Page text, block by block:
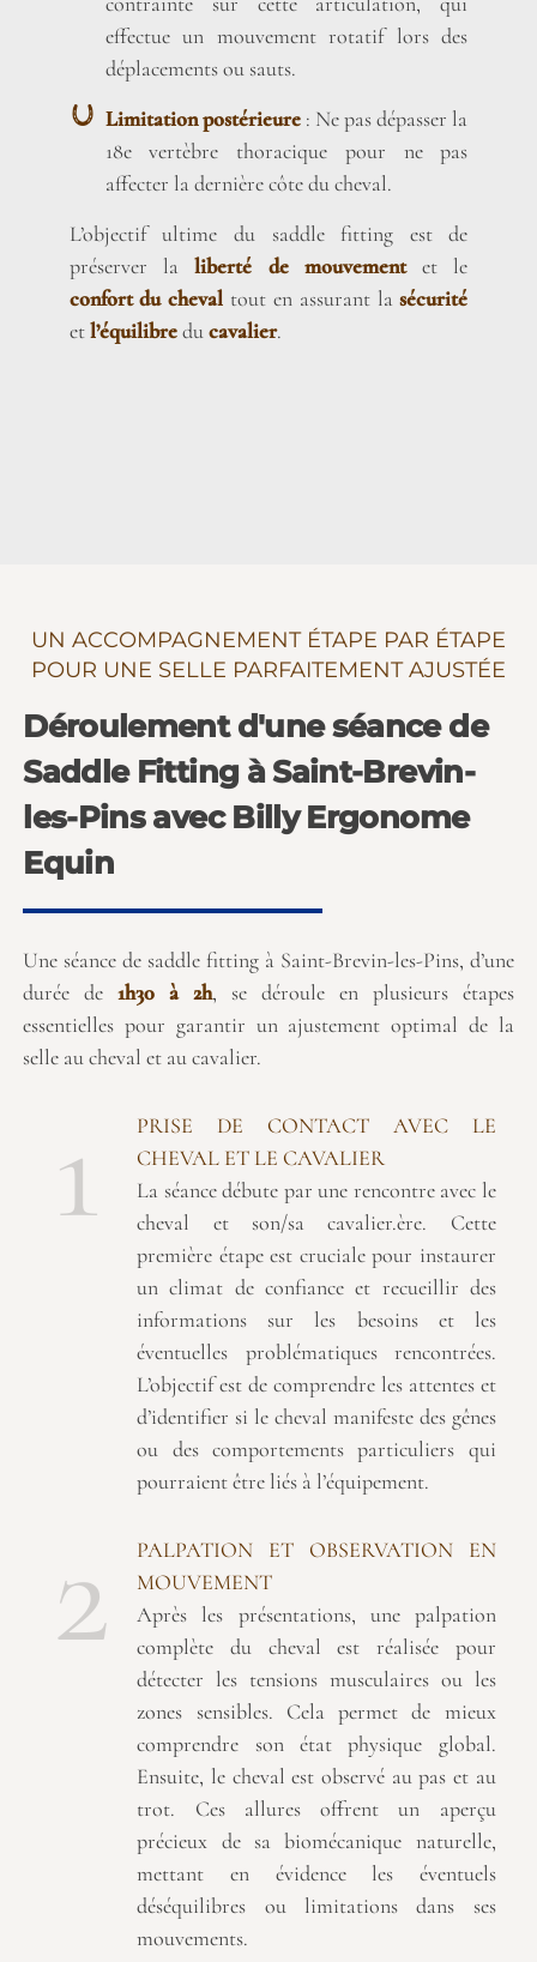
effectue un mouvement rotatif lors des
déplacements ou sauts.
Limitation postérieure: Ne pas dépasser la
18e vertèbre thoracique pour ne pas
affecter la dernière côte du cheval.
L’objectif ultime du saddle fitting est de
préserver laliberté de mouvementet le
confort du cheval tout en assurant lasécurité
etl’équilibreducavalier.
UN ACCOMPAGNEMENT ÉTAPE PAR ÉTAPE
POUR UNE SELLE PARFAITEMENT AJUSTÉE
Déroulement d'une séance de
Saddle Fitting à Saint-Brevin-
les-Pins avec Billy Ergonome
Equin
Une séance de saddle fitting à Saint-Brevin-les-Pins, d’une
durée de1h30 à 2h, se déroule en plusieurs étapes
essentielles pour garantir un ajustement optimal de la
selle au cheval et au cavalier.
1
PRISE DE CONTACT AVEC LE
CHEVAL ET LE CAVALIER
La séance débute par une rencontre avec le
cheval et son/sa cavalier.ère. Cette
première étape est cruciale pour instaurer
un climat de confiance et recueillir des
informations sur les besoins et les
éventuelles problématiques rencontrées.
L’objectif est de comprendre les attentes et
d’identifier si le cheval manifeste des gênes
ou des comportements particuliers qui
pourraient être liés à l’équipement.
2
PALPATION ET OBSERVATION EN
MOUVEMENT
Après les présentations, une palpation
complète du cheval est réalisée pour
détecter les tensions musculaires ou les
zones sensibles. Cela permet de mieux
comprendre son état physique global.
Ensuite, le cheval est observé au pas et au
trot. Ces allures offrent un aperçu
précieux de sa biomécanique naturelle,
mettant en évidence les éventuels
déséquilibres ou limitations dans ses
mouvements.